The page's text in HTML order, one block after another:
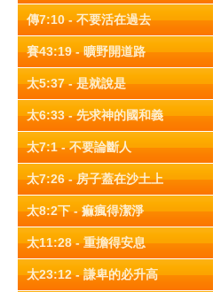
傳7:10 - 不要活在過去
賽43:19 - 曠野開道路
太5:37 - 是就說是
太6:33 - 先求神的國和義
太7:1 - 不要論斷人
太7:26 - 房子蓋在沙土上
太8:2下 - 痲瘋得潔淨
太11:28 - 重擔得安息
太23:12 - 謙卑的必升高